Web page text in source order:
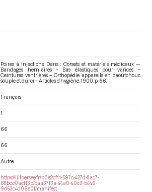
Poires à injections. Dans : Corsets et matériels médicaux —
Bandages herniaires – Bas élastiques pour varices –
Ceintures ventrières – Orthopédie appareils en caoutchouc
souple et durci – Articles d’hygiène . 1900. p. 66.
Français
1
66
66
Autre
https://iiif.persee.fr/b0e2cf11-597c-427d-8ac7-
68bcc0acf13b/caa37f3a-44a0-40c3-b446-
9d53c4d06e0f/manifest